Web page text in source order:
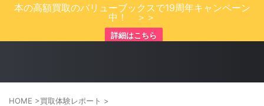
本の高額買取のバリューブックスで19周年キャンペーン
中！ ＞＞
詳細はこちら
HOME >買取体験レポート >